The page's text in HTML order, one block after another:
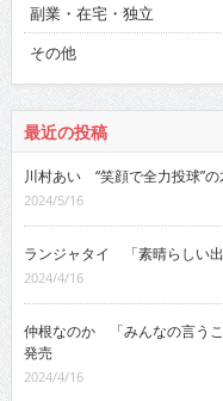
副業・在宅・独立
その他
最近の投稿
川村あい “笑顔で全力投球”
2024/5/16
ランジャタイ 「素晴らしい出
2024/4/16
仲根なのか 「みんなの言う
発売
2024/4/16